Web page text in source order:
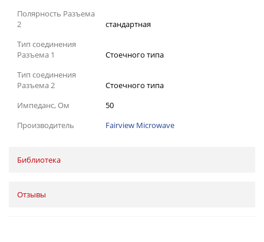
Полярность Разъема
2
стандартная
Тип соединения
Разъема 1
Стоечного типа
Тип соединения
Разъема 2
Стоечного типа
Импеданс, Ом
50
Производитель
Fairview Microwave
Библиотека
Отзывы